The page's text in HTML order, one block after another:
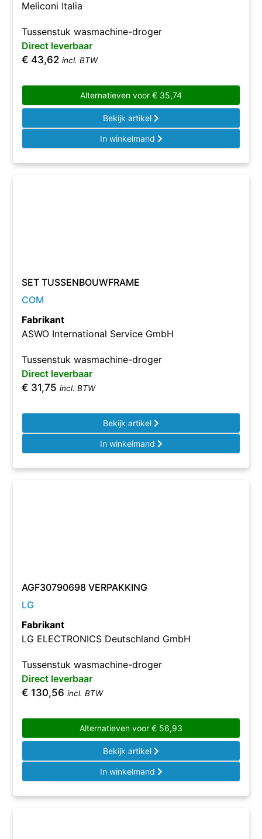
Meliconi Italia
Tussenstuk wasmachine-droger
Direct leverbaar
€ 43,62 incl. BTW
Alternatieven voor € 35,74
Bekijk artikel
In winkelmand
SET TUSSENBOUWFRAME
COM
Fabrikant
ASWO International Service GmbH
Tussenstuk wasmachine-droger
Direct leverbaar
€ 31,75 incl. BTW
Bekijk artikel
In winkelmand
AGF30790698 VERPAKKING
LG
Fabrikant
LG ELECTRONICS Deutschland GmbH
Tussenstuk wasmachine-droger
Direct leverbaar
€ 130,56 incl. BTW
Alternatieven voor € 56,93
Bekijk artikel
In winkelmand